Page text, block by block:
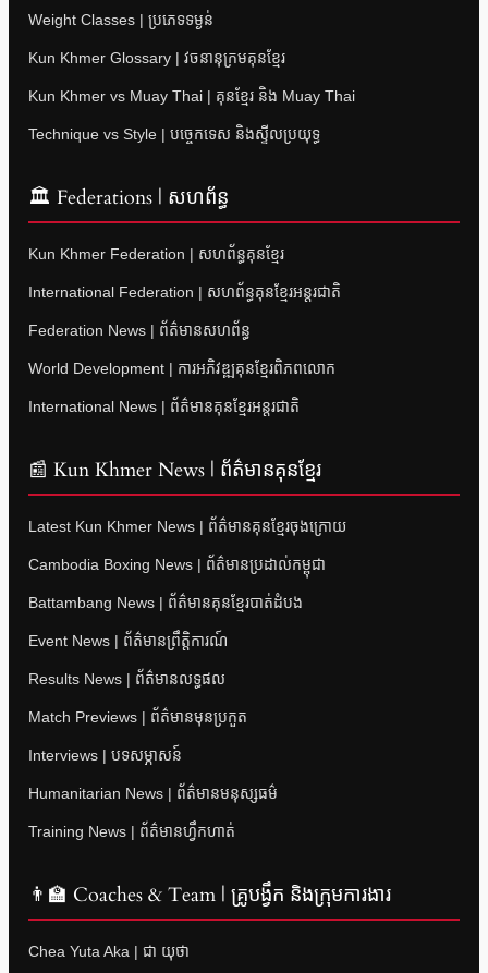
Weight Classes | ប្រភេទទម្ងន់
Kun Khmer Glossary | វចនានុក្រមគុនខ្មែរ
Kun Khmer vs Muay Thai | គុនខ្មែរ និង Muay Thai
Technique vs Style | បច្ចេកទេស និងស្ទីលប្រយុទ្ធ
🏛 Federations | សហព័ន្ធ
Kun Khmer Federation | សហព័ន្ធគុនខ្មែរ
International Federation | សហព័ន្ធគុនខ្មែរអន្តរជាតិ
Federation News | ព័ត៌មានសហព័ន្ធ
World Development | ការអភិវឌ្ឍគុនខ្មែរពិភពលោក
International News | ព័ត៌មានគុនខ្មែរអន្តរជាតិ
📰 Kun Khmer News | ព័ត៌មានគុនខ្មែរ
Latest Kun Khmer News | ព័ត៌មានគុនខ្មែរចុងក្រោយ
Cambodia Boxing News | ព័ត៌មានប្រដាល់កម្ពុជា
Battambang News | ព័ត៌មានគុនខ្មែរបាត់ដំបង
Event News | ព័ត៌មានព្រឹត្តិការណ៍
Results News | ព័ត៌មានលទ្ធផល
Match Previews | ព័ត៌មានមុនប្រកួត
Interviews | បទសម្ភាសន៍
Humanitarian News | ព័ត៌មានមនុស្សធម៌
Training News | ព័ត៌មានហ្វឹកហាត់
👨‍🏫 Coaches & Team | គ្រូបង្វឹក និងក្រុមការងារ
Chea Yuta Aka | ជា យុថា